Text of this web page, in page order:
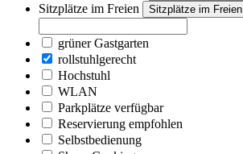
Sitzplätze im Freien
Sitzplätze im Freien
grüner Gastgarten
rollstuhlgerecht
Hochstuhl
WLAN
Parkplätze verfügbar
Reservierung empfohlen
Selbstbedienung